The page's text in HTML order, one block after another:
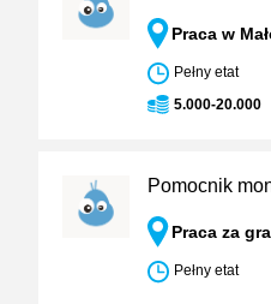
Praca w
Pełny etat
5.000-20.000
Pomocnik
Praca za
Pełny etat